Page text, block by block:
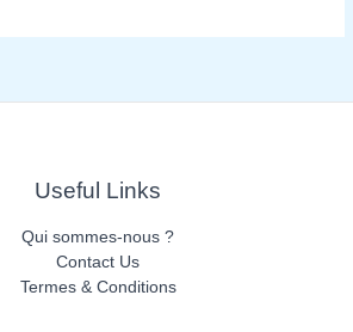
Useful Links
Qui sommes-nous ?
Contact Us
Termes & Conditions